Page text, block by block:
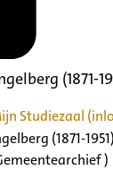
(1871-
Studiezaal
(1871-
)